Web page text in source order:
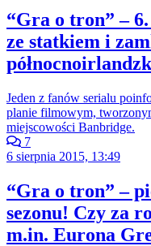
“Gra o tron” –
ze statkiem i
Jeden z fanów serialu
planie filmowym,
miejscowości Banbridge.
7
6 sierpnia 2015, 13:49
“Gra o tron” –
sezonu! Czy za
m.in. Eurona